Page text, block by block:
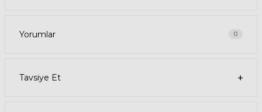
• Gözlük temizleme bezi
pedlerini ayarlayın. Güneş gözlüğünüzü çıkardığınızda, kılıfına
Yorumlar 0
Tavsiye Et